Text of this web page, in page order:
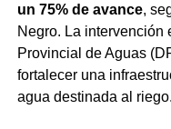
un 75% de avance,
Negro. La intervención
Provincial de Aguas
fortalecer una
agua destinada al riego.